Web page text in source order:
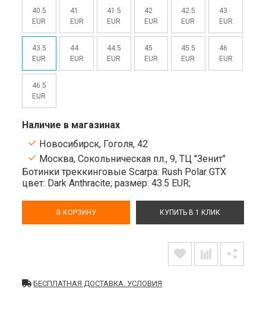
40.5
EUR
41
EUR
41.5
EUR
42
EUR
42.5
EUR
43
EUR
43.5
EUR
44
EUR
44.5
EUR
45
EUR
45.5
EUR
46
EUR
46.5
EUR
Наличие в магазинах
Новосибирск, Гоголя, 42
Москва, Сокольническая пл., 9, ТЦ "Зенит"
Ботинки треккинговые Scarpa: Rush Polar GTX
цвет: Dark Anthracite;размер: 43.5 EUR;
В КОРЗИНУ КУПИТЬ В 1 КЛИК
БЕСПЛАТНАЯ ДОСТАВКА. УСЛОВИЯ